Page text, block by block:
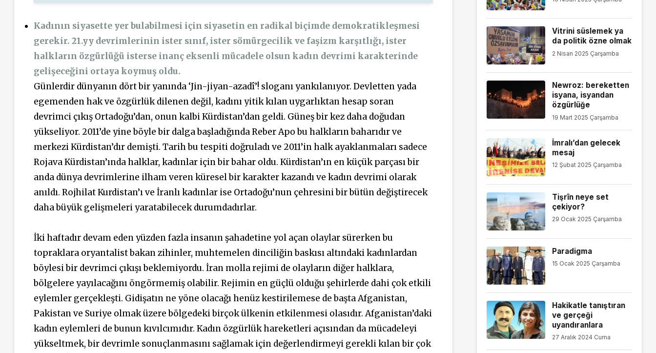
Kadının siyasette yer bulabilmesi için siyasetin en radikal biçimde demokratikleşmesi
gerekir. 21.yy devrimlerinin ister sınıf, ister sömürgecilik ve faşizm karşıtlığı, ister
halkların özgürlüğü isterse inanç eksenli mücadele olsun kadın devrimi karakterinde
gelişeceğini ortaya koymuş oldu.
Günlerdir dünyanın dört bir yanında ‘Jin-jiyan-azadî’! sloganı yankılanıyor. Devletten yada
egemenden hak ve özgürlük dilenen değil, kadını yitik kılan uygarlıktan hesap soran
devrimci çıkış Ortadoğu’dan, onun kalbi Kürdistan’dan geldi. Güneş bir kez daha doğudan
yükseliyor. 2011’de yine böyle bir dalga başladığında Reber Apo bu halkların baharıdır ve
merkezi Kürdistan’dır demişti. Tarih bu tespiti doğruladı ve 2011’in halk ayaklanmaları sadece
Rojava Kürdistan’ında halklar, kadınlar için bir bahar oldu. Kürdistan’ın en küçük parçası bir
anda dünya devrimlerine ilham veren küresel bir karakter kazandı ve kadın devrimi olarak
anıldı. Rojhilat Kurdistan’ı ve İranlı kadınlar ise Ortadoğu’nun çehresini bir bütün değiştirecek
daha büyük gelişmeleri yaratabilecek durumdadırlar.
İki haftadır devam eden yüzden fazla insanın şahadetine yol açan olaylar sürerken bu
topraklara oryantalist bakan zihinler, muhtemelen dinciliğin baskısı altındaki kadınlardan
böylesi bir devrimci çıkışı beklemiyordu. İran molla rejimi de olayların diğer halklara,
bölgelere yayılacağını öngörmemiş olabilir. Rejimin en güçlü olduğu şehirlerde dahi çok etkili
eylemler gerçekleşti. Gidişatın ne yöne olacağı henüz kestirilemese de başta Afganistan,
Pakistan ve Suriye olmak üzere bölgedeki birçok ülkenin etkilenmesi olasıdır. Afganistan’daki
kadın eylemleri de bunun kıvılcımıdır. Kadın özgürlük hareketleri açısından da mücadeleyi
yükseltmek, bir devrimle sonuçlanmasını sağlamak için değerlendirmeyi gerekli kılan bir çok
Vitrini süslemek ya
da politik özne olmak
2 Nisan 2025 Çarşamba
Newroz: bereketten
isyana, isyandan
özgürlüğe
19 Mart 2025 Çarşamba
İmralı’dan gelecek
mesaj
12 Şubat 2025 Çarşamba
Tişrîn neye set
çekiyor?
29 Ocak 2025 Çarşamba
Paradigma
15 Ocak 2025 Çarşamba
Hakikatle tanıştıran
ve gerçeği
uyandıranlara
27 Aralık 2024 Cuma